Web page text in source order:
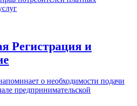
Регистрация и
о необходимости подачи
предпринимательской